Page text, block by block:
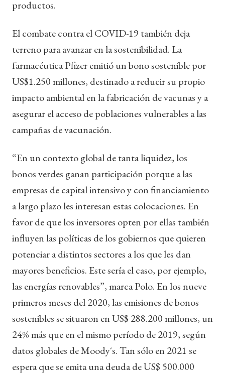
productos.
El combate contra el COVID-19 también deja
terreno para avanzar en la sostenibilidad. La
farmacéutica Pfizer emitió un bono sostenible por
US$1.250 millones, destinado a reducir su propio
impacto ambiental en la fabricación de vacunas y a
asegurar el acceso de poblaciones vulnerables a las
campañas de vacunación.
“En un contexto global de tanta liquidez, los
bonos verdes ganan participación porque a las
empresas de capital intensivo y con financiamiento
a largo plazo les interesan estas colocaciones. En
favor de que los inversores opten por ellas también
influyen las políticas de los gobiernos que quieren
potenciar a distintos sectores a los que les dan
mayores beneficios. Este sería el caso, por ejemplo,
las energías renovables”, marca Polo. En los nueve
primeros meses del 2020, las emisiones de bonos
sostenibles se situaron en US$ 288.200 millones, un
24% más que en el mismo período de 2019, según
datos globales de Moody´s. Tan sólo en 2021 se
espera que se emita una deuda de US$ 500.000